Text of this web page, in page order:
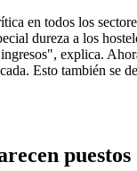
en todos los
dureza a los
explica.
Esto también se